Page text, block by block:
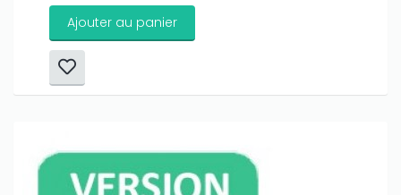
Ajouter au panier